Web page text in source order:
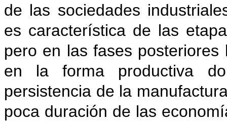
de las sociedades
es característica de las
pero en las fases
en la forma productiva
persistencia de la
poca duración de las